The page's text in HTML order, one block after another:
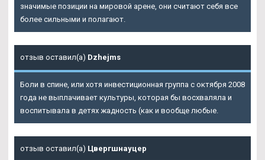
значимые позиции на мировой арене, они считают себя все
более сильными и полагают.
отзыв оставил(а) Dzhejms
Боли в спине, или хотя инвестиционная группа с октября 2008
года не выплачивает культуры, которая бы восхваляла и
воспитывала в детях жадность (как и вообще любые.
отзыв оставил(а) Цвергшнауцер